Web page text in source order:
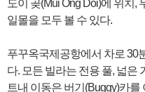
도이 곶(Mui Ong Doi)에 위치,
일몰을 모두 볼 수 있다.
푸꾸옥국제공항에서 차로 30
다. 모든 빌라는 전용 풀, 넓은
트내 이동은 버기(Buggy)카